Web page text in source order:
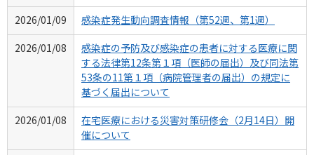
2026/01/09
感染症発生動向調査情報（第52週、第1週）
2026/01/08
感染症の予防及び感染症の患者に対する医療に関
する法律第12条第１項（医師の届出）及び同法第
53条の11第１項（病院管理者の届出）の規定に
基づく届出について
2026/01/08
在宅医療における災害対策研修会（2月14日）開
催について